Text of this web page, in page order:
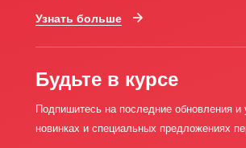
Узнать больше
Будьте в курсе
Подпишитесь на последние обновления и
новинках и специальных предложениях